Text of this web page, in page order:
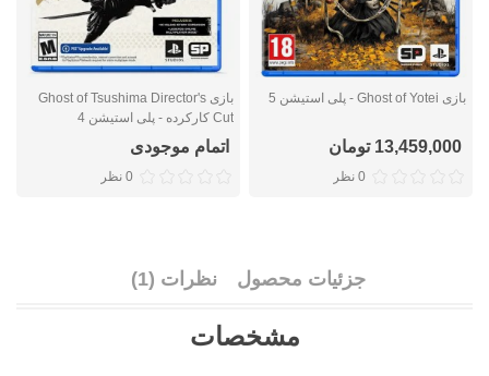
بازی Ghost of Yotei - پلی استیشن 5
13,459,000 تومان
0 نظر
بازی Ghost of Tsushima Director's
Cut کارکرده - پلی استیشن 4
اتمام موجودی
0 نظر
جزئیات محصول نظرات (1)
مشخصات